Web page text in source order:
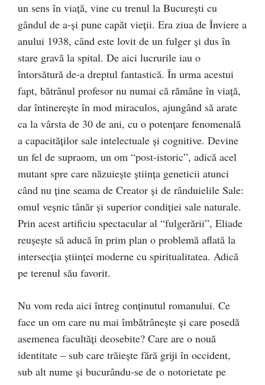
un sens în viaţă, vine cu trenul la Bucureşti cu
gândul de a-şi pune capăt vieţii. Era ziua de Înviere a
anului 1938, când este lovit de un fulger şi dus în
stare gravă la spital. De aici lucrurile iau o
întorsătură de-a dreptul fantastică. În urma acestui
fapt, bătrânul profesor nu numai că rămâne în viaţă,
dar întinereşte în mod miraculos, ajungând să arate
ca la vârsta de 30 de ani, cu o potenţare fenomenală
a capacităţilor sale intelectuale şi cognitive. Devine
un fel de supraom, un om “post-istoric”, adică acel
mutant spre care năzuieşte ştiinţa geneticii atunci
când nu ţine seama de Creator şi de rânduielile Sale:
omul veşnic tânăr şi superior condiţiei sale naturale.
Prin acest artificiu spectacular al “fulgerării”, Eliade
reuşeşte să aducă în prim plan o problemă aflată la
intersecţia ştiinţei moderne cu spiritualitatea. Adică
pe terenul său favorit.
Nu vom reda aici întreg conţinutul romanului. Ce
face un om care nu mai îmbătrâneşte şi care posedă
asemenea facultăţi deosebite? Care are o nouă
identitate – sub care trăieşte fără griji în occident,
sub alt nume şi bucurându-se de o notorietate pe